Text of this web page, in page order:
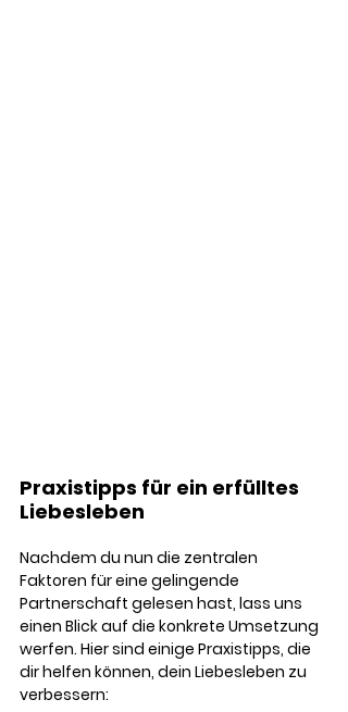
Praxistipps für ein erfülltes
Liebesleben
Nachdem du nun die zentralen
Faktoren für eine gelingende
Partnerschaft gelesen hast, lass uns
einen Blick auf die konkrete Umsetzung
werfen. Hier sind einige Praxistipps, die
dir helfen können, dein Liebesleben zu
verbessern: